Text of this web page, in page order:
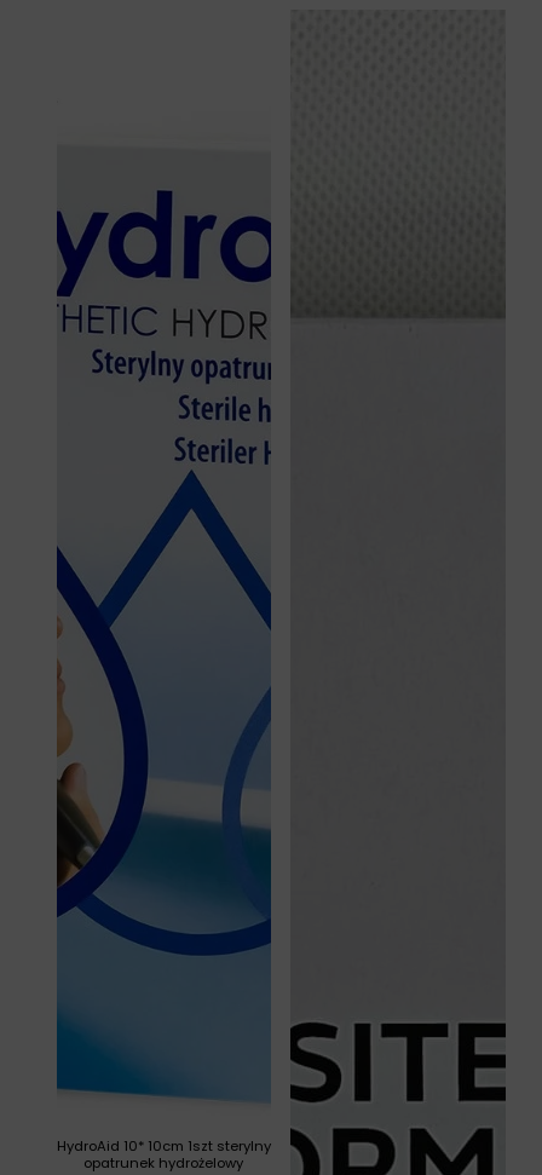
HydroAid 10* 10cm 1szt sterylny
opatrunek hydrożelowy